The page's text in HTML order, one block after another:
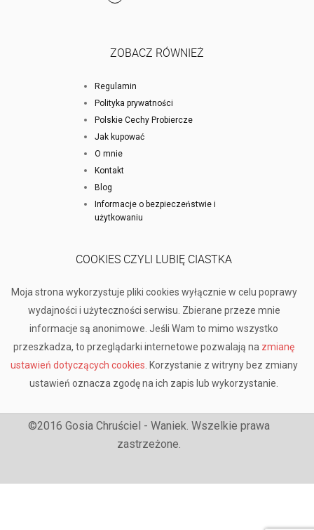
ZOBACZ RÓWNIEŻ
Regulamin
Polityka prywatności
Polskie Cechy Probiercze
Jak kupować
O mnie
Kontakt
Blog
Informacje o bezpieczeństwie i
użytkowaniu
COOKIES CZYLI LUBIĘ CIASTKA
Moja strona wykorzystuje pliki cookies wyłącznie w celu poprawy
wydajności i użyteczności serwisu. Zbierane przeze mnie
informacje są anonimowe. Jeśli Wam to mimo wszystko
przeszkadza, to przeglądarki internetowe pozwalają na zmianę
ustawień dotyczących cookies . Korzystanie z witryny bez zmiany
ustawień oznacza zgodę na ich zapis lub wykorzystanie.
©2016 Gosia Chruściel - Waniek. Wszelkie prawa
zastrzeżone.